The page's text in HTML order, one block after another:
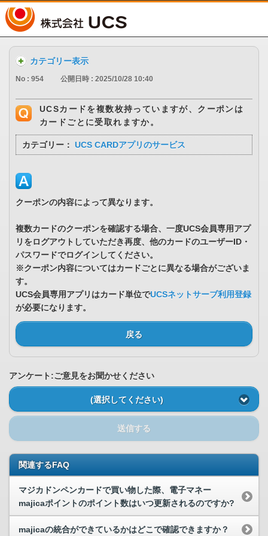
カテゴリー表示
No : 954 公開日時 : 2025/10/28 10:40
UCSカードを複数枚持っていますが、クーポンは
カードごとに受取れますか。
カテゴリー： UCS CARDアプリのサービス
クーポンの内容によって異なります。
複数カードのクーポンを確認する場合、一度UCS会員専用アプ
リをログアウトしていただき再度、他のカードのユーザーID・
パスワードでログインしてください。
※クーポン内容についてはカードごとに異なる場合がございま
す。
UCS会員専用アプリはカード単位でUCSネットサーブ利用登録
が必要になります。
戻る
アンケート:ご意見をお聞かせください
(選択してください)
送信する
関連するFAQ
マジカドンペンカードで買い物した際、電子マネー
majicaポイントのポイント数はいつ更新されるのですか?
majicaの統合ができているかはどこで確認できますか？